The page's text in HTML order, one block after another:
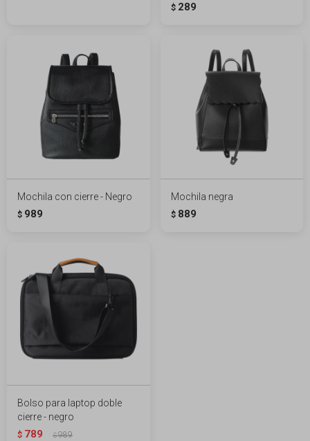
$ 289
Mochila con cierre - Negro
$ 989
Mochila negra
$ 889
Bolso para laptop doble
cierre - negro
$ 789 $989